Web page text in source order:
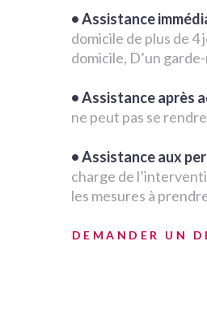
• Assistance
domicile de plus de 4
domicile, D’un
• Assistance après
ne peut pas se
• Assistance aux
charge de
les mesures à
DEMANDER UN